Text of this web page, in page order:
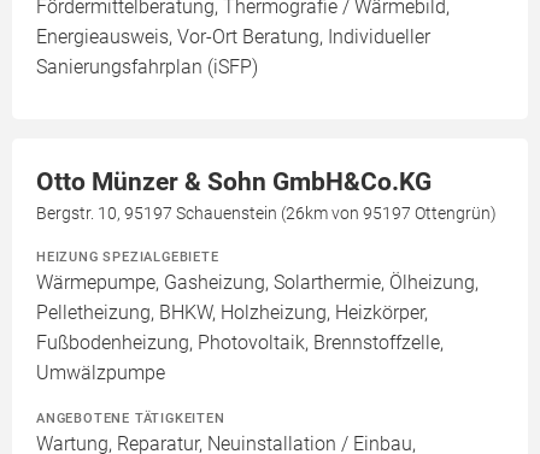
Fördermittelberatung, Thermografie / Wärmebild,
Energieausweis, Vor-Ort Beratung, Individueller
Sanierungsfahrplan (iSFP)
Otto Münzer & Sohn GmbH&Co.KG
Bergstr. 10, 95197 Schauenstein (26km von 95197 Ottengrün)
HEIZUNG SPEZIALGEBIETE
Wärmepumpe, Gasheizung, Solarthermie, Ölheizung,
Pelletheizung, BHKW, Holzheizung, Heizkörper,
Fußbodenheizung, Photovoltaik, Brennstoffzelle,
Umwälzpumpe
ANGEBOTENE TÄTIGKEITEN
Wartung, Reparatur, Neuinstallation / Einbau,